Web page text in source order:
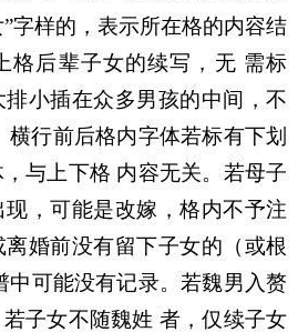
”字样的，表示所在格的内容结
格后辈子女的续写，无 需标
小插在众多男孩的中间，不
行前后格内字体若标有下划
与上下格 内容无关。若母子
，可能是改嫁，格内不予注
婚前没有留下子女的（或根
中可能没有记录。若魏男入赘
子女不随魏姓 者，仅续子女